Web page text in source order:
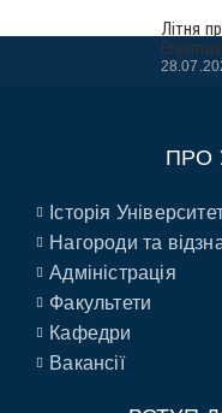
Літня
ПРО
Історія
Нагороди та
Адміністрація
Факультети
Кафедри
Вакансії